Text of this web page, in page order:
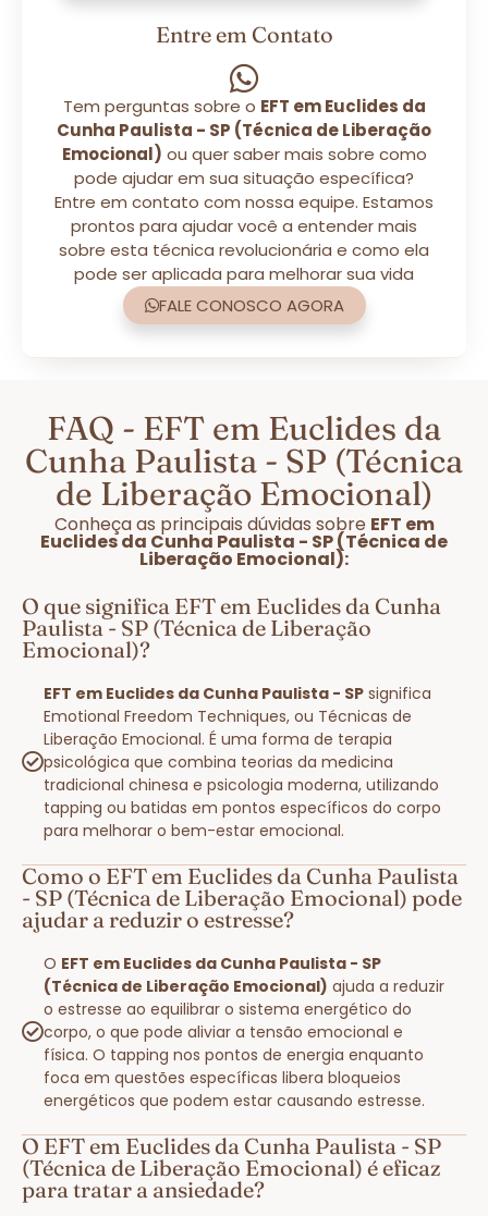
Entre em Contato
Tem perguntas sobre o EFT em Euclides da
Cunha Paulista - SP (Técnica de Liberação
Emocional) ou quer saber mais sobre como
pode ajudar em sua situação específica?
Entre em contato com nossa equipe. Estamos
prontos para ajudar você a entender mais
sobre esta técnica revolucionária e como ela
pode ser aplicada para melhorar sua vida
FALE CONOSCO AGORA
FAQ - EFT em Euclides da
Cunha Paulista - SP (Técnica
de Liberação Emocional)
Conheça as principais dúvidas sobre EFT em
Euclides da Cunha Paulista - SP (Técnica de
Liberação Emocional):
O que significa EFT em Euclides da Cunha
Paulista - SP (Técnica de Liberação
Emocional)?
EFT em Euclides da Cunha Paulista - SP significa
Emotional Freedom Techniques, ou Técnicas de
Liberação Emocional. É uma forma de terapia
psicológica que combina teorias da medicina
tradicional chinesa e psicologia moderna, utilizando
tapping ou batidas em pontos específicos do corpo
para melhorar o bem-estar emocional.
Como o EFT em Euclides da Cunha Paulista
- SP (Técnica de Liberação Emocional) pode
ajudar a reduzir o estresse?
O EFT em Euclides da Cunha Paulista - SP
(Técnica de Liberação Emocional) ajuda a reduzir
o estresse ao equilibrar o sistema energético do
corpo, o que pode aliviar a tensão emocional e
física. O tapping nos pontos de energia enquanto
foca em questões específicas libera bloqueios
energéticos que podem estar causando estresse.
O EFT em Euclides da Cunha Paulista - SP
(Técnica de Liberação Emocional) é eficaz
para tratar a ansiedade?